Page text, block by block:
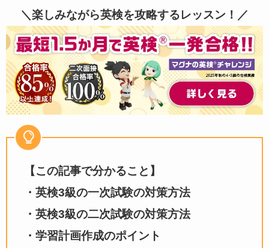
＼楽しみながら英検を攻略するレッスン！／
【この記事で分かること】
・英検3級の一次試験の対策方法
・英検3級の二次試験の対策方法
・学習計画作成のポイント